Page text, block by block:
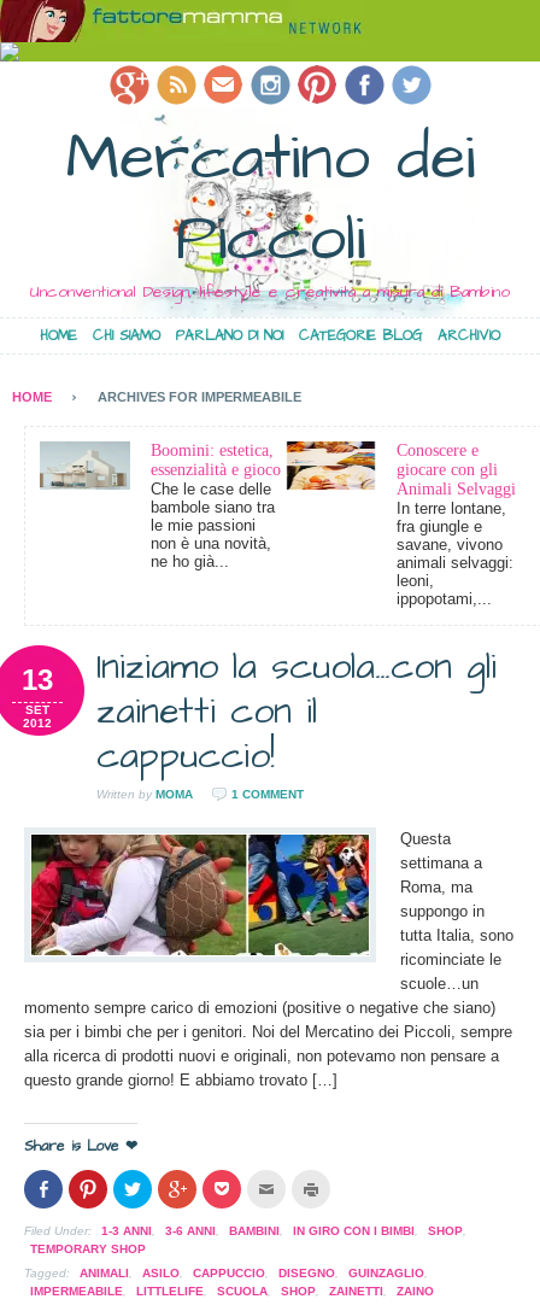
Mercatino dei
Piccoli
Unconventional Design, lifestyle e creatività a misura di Bambino
HOME CHI SIAMO PARLANO DI NOI CATEGORIE BLOG ARCHIVIO
HOME ARCHIVES FOR IMPERMEABILE
Boomini: estetica,
essenzialità e gioco
Che le case delle
bambole siano tra
le mie passioni
non è una novità,
ne ho già...
Conoscere e
giocare con gli
Animali Selvaggi
In terre lontane,
fra giungle e
savane, vivono
animali selvaggi:
leoni,
ippopotami,...
Iniziamo la scuola…con gli
zainetti con il
cappuccio!
13
SET
2012
Written by MOMA 1 COMMENT
Questa
settimana a
Roma, ma
suppongo in
tutta Italia, sono
ricominciate le
scuole…un
momento sempre carico di emozioni (positive o negative che siano)
sia per i bimbi che per i genitori. Noi del Mercatino dei Piccoli, sempre
alla ricerca di prodotti nuovi e originali, non potevamo non pensare a
questo grande giorno! E abbiamo trovato […]
Share is Love ❤
Condividi
su
Facebook
(Si
apre
in
una
nuova
Clicca
per
condividere
su
Pinterest
(Si
apre
in
Clicca
per
condividere
su
Twitter
apre
in
Clicca
per
condividere
su
apre
in
Clicca
per
su
apre
in
Clicca
l'articolo
ad
un
(Si
una
nuova
Filed Under: 1-3 ANNI 3-6 ANNI BAMBINI IN GIRO CON I BIMBI SHOP
TEMPORARY SHOP
Tagged:
ANIMALI ASILO CAPPUCCIO DISEGNO GUINZAGLIO
IMPERMEABILE
LITTLELIFE SCUOLA SHOP ZAINETTI
ZAINO